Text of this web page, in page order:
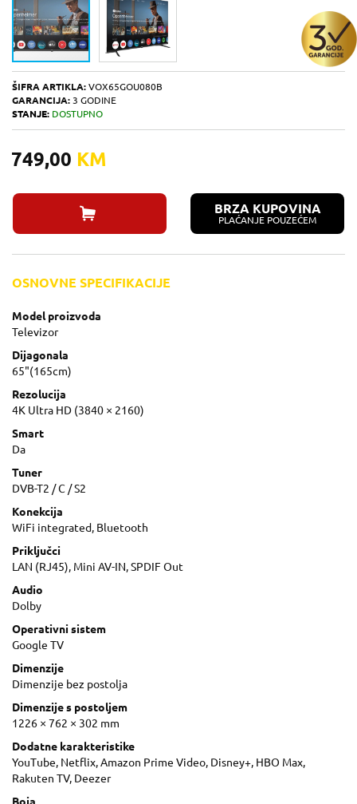
ŠIFRA ARTIKLA: VOX65GOU080B
GARANCIJA: 3 GODINE
STANJE: DOSTUPNO
749,00 KM
BRZA KUPOVINA
PLAĆANJE POUZEĆEM
OSNOVNE SPECIFIKACIJE
Model proizvoda
Televizor
Dijagonala
65"(165cm)
Rezolucija
4K Ultra HD (3840 × 2160)
Smart
Da
Tuner
DVB-T2 / C / S2
Konekcija
WiFi integrated, Bluetooth
Priključci
LAN (RJ45), Mini AV-IN, SPDIF Out
Audio
Dolby
Operativni sistem
Google TV
Dimenzije
Dimenzije bez postolja
Dimenzije s postoljem
1226 × 762 × 302 mm
Dodatne karakteristike
YouTube, Netflix, Amazon Prime Video, Disney+, HBO Max,
Rakuten TV, Deezer